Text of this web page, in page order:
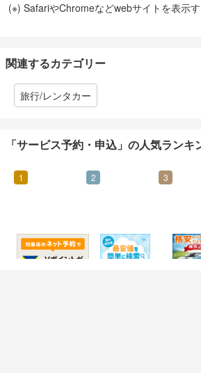
(※) SafariやChromeなどwebサイトを表示
関連するカテゴリー
旅行/レンタカー
「サービス予約・申込」の人気ランキ
1
25マイル
2
915マイル
3
2%